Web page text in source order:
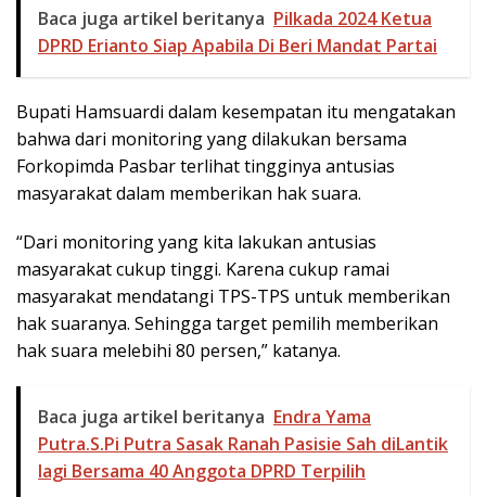
Baca juga artikel beritanya Pilkada 2024 Ketua
DPRD Erianto Siap Apabila Di Beri Mandat Partai
Bupati Hamsuardi dalam kesempatan itu mengatakan
bahwa dari monitoring yang dilakukan bersama
Forkopimda Pasbar terlihat tingginya antusias
masyarakat dalam memberikan hak suara.
“Dari monitoring yang kita lakukan antusias
masyarakat cukup tinggi. Karena cukup ramai
masyarakat mendatangi TPS-TPS untuk memberikan
hak suaranya. Sehingga target pemilih memberikan
hak suara melebihi 80 persen,” katanya.
Baca juga artikel beritanya Endra Yama
Putra.S.Pi Putra Sasak Ranah Pasisie Sah diLantik
lagi Bersama 40 Anggota DPRD Terpilih